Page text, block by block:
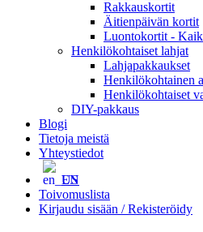
Rakkauskortit
Äitienpäivän kortit
Luontokortit -
Henkilökohtaiset lahjat
Lahjapakkaukset
Henkilökohtainen
Henkilökohtaiset
DIY-pakkaus
Blogi
Tietoja meistä
Yhteystiedot
EN
Toivomuslista
Kirjaudu sisään / Rekisteröidy